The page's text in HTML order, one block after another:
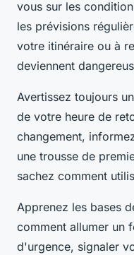
vous sur les
les prévisions
votre itinéraire ou à
deviennent
Avertissez toujours
de votre heure de
changement,
une trousse de
sachez comment
Apprenez les bases
comment allumer un
d'urgence, signaler